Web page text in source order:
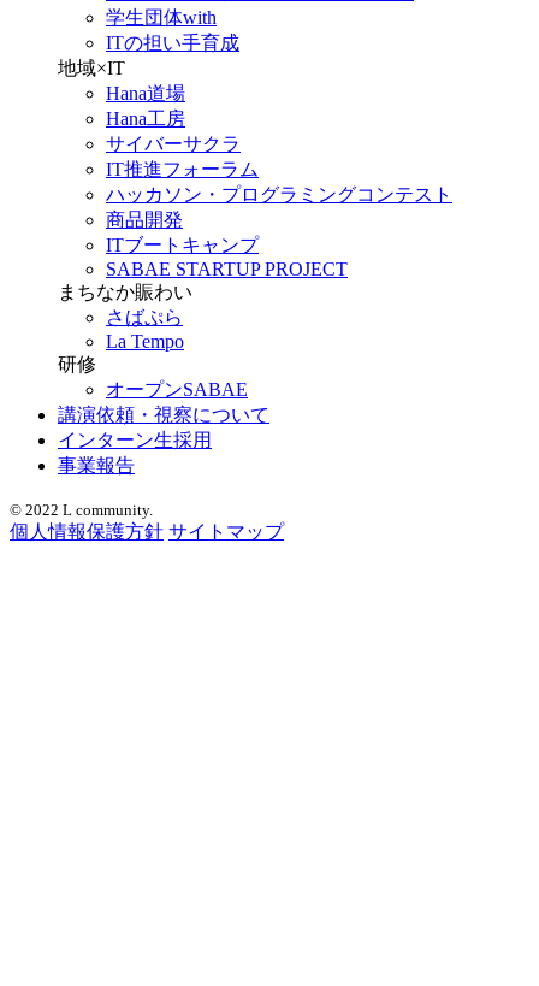
学生団体with
ITの担い手育成
地域×IT
Hana道場
Hana工房
サイバーサクラ
IT推進フォーラム
ハッカソン・プログラミングコンテスト
商品開発
ITブートキャンプ
SABAE STARTUP PROJECT
まちなか賑わい
さばぷら
La Tempo
研修
オープンSABAE
講演依頼・視察について
インターン生採用
事業報告
© 2022 L community.
個人情報保護方針 サイトマップ